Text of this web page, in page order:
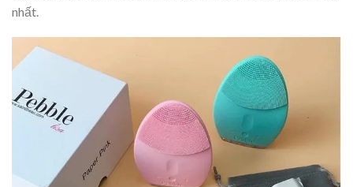
nhất.